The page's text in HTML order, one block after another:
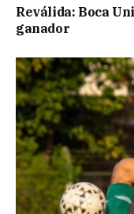
Reválida: Boca
ganador